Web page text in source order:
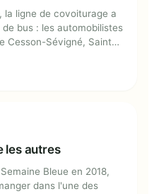
la ligne de covoiturage a
bus : les automobilistes
Cesson-Sévigné, Saint-
sur leur trajet,
les autres
les autres
Bleue en 2018,
dans l'une des